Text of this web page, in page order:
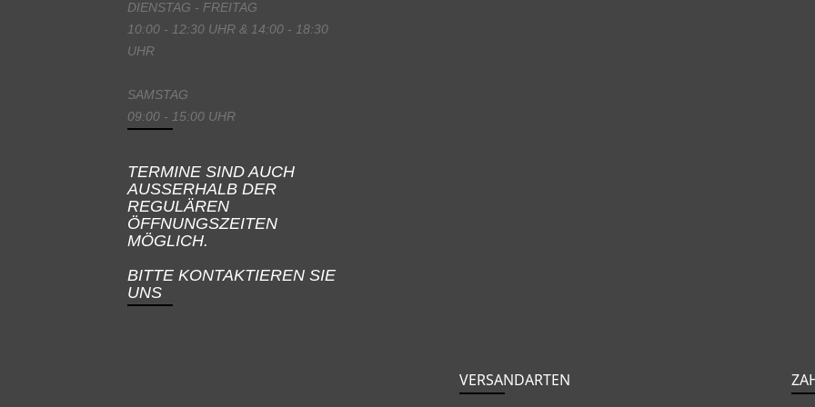
DIENSTAG - FREITAG
10:00 - 12:30 UHR & 14:00 - 18:30
UHR
SAMSTAG
09:00 - 15:00 UHR
TERMINE SIND AUCH
AUSSERHALB DER
REGULÄREN
ÖFFNUNGSZEITEN
MÖGLICH.
BITTE KONTAKTIEREN SIE
UNS
VERSANDARTEN